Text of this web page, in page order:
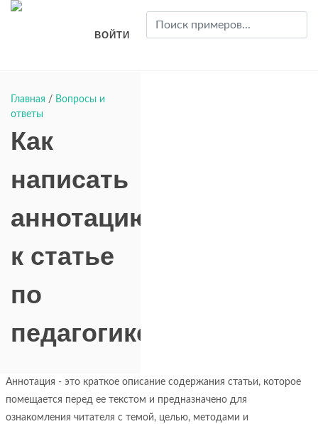
ВОЙТИ
Главная / Вопросы и
ответы
Как
написать
аннотацию
к статье
по
педагогике?
Аннотация - это краткое описание содержания статьи, которое
помещается перед ее текстом и предназначено для
ознакомления читателя с темой, целью, методами и